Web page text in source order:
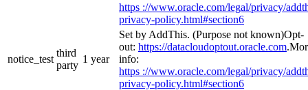
https ://www.oracle.com/legal/privacy/
privacy-policy.html#section6
notice_test
third
party
1 year
Set by AddThis. (Purpose not known)Opt-
out: https://datacloudoptout.oracle.com
info:
https ://www.oracle.com/legal/privacy/
privacy-policy.html#section6